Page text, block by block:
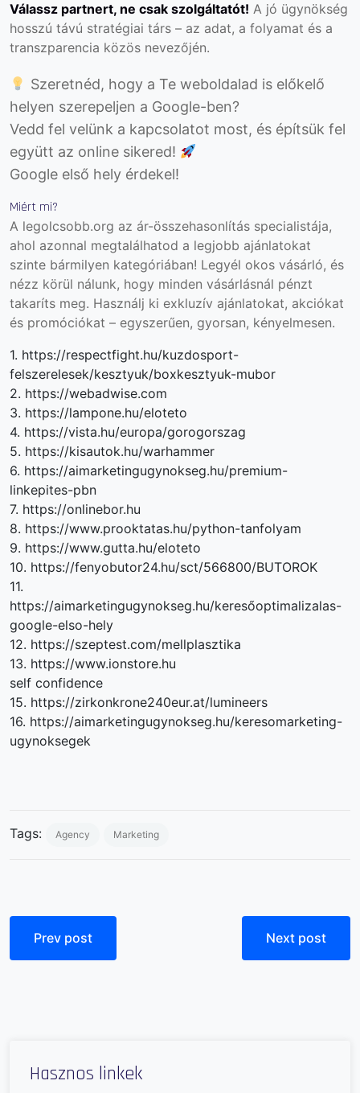
Válassz partnert, ne csak szolgáltatót! A jó ügynökség
hosszú távú stratégiai társ – az adat, a folyamat és a
transzparencia közös nevezőjén.
Szeretnéd, hogy a Te weboldalad is előkelő
helyen szerepeljen a Google-ben?
Vedd fel velünk a kapcsolatot most, és építsük fel
együtt az online sikered!
Google első hely érdekel!
Miért mi?
A legolcsobb.org az ár-összehasonlítás specialistája,
ahol azonnal megtalálhatod a legjobb ajánlatokat
szinte bármilyen kategóriában! Legyél okos vásárló, és
nézz körül nálunk, hogy minden vásárlásnál pénzt
takaríts meg. Használj ki exkluzív ajánlatokat, akciókat
és promóciókat – egyszerűen, gyorsan, kényelmesen.
1. https://respectfight.hu/kuzdosport-
felszerelesek/kesztyuk/boxkesztyuk-mubor
2. https://webadwise.com
3. https://lampone.hu/eloteto
4. https://vista.hu/europa/gorogorszag
5. https://kisautok.hu/warhammer
6. https://aimarketingugynokseg.hu/premium-
linkepites-pbn
7. https://onlinebor.hu
8. https://www.prooktatas.hu/python-tanfolyam
9. https://www.gutta.hu/eloteto
10. https://fenyobutor24.hu/sct/566800/BUTOROK
11.
https://aimarketingugynokseg.hu/keresőoptimalizalas-
google-elso-hely
12. https://szeptest.com/mellplasztika
13. https://www.ionstore.hu
self confidence
15. https://zirkonkrone240eur.at/lumineers
16. https://aimarketingugynokseg.hu/keresomarketing-
ugynoksegek
Tags: Agency Marketing
Prev post Next post
Hasznos linkek